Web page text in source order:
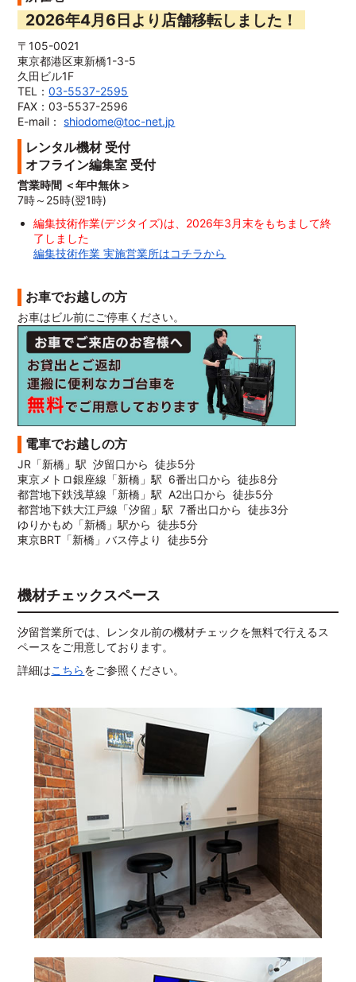
2026年4月6日より店舗移転しました！
〒105-0021
東京都港区東新橋1-3-5
久田ビル1F
TEL：03-5537-2595
FAX：03-5537-2596
E-mail： shiodome@toc-net.jp
レンタル機材 受付
オフライン編集室 受付
営業時間 ＜年中無休＞
7時～25時(翌1時)
編集技術作業(デジタイズ)は、2026年3月末をもちまして終
了しました
編集技術作業 実施営業所はコチラから
お車でお越しの方
お車はビル前にご停車ください。
電車でお越しの方
JR「新橋」駅 汐留口から 徒歩5分
東京メトロ銀座線「新橋」駅 6番出口から 徒歩8分
都営地下鉄浅草線「新橋」駅 A2出口から 徒歩5分
都営地下鉄大江戸線「汐留」駅 7番出口から 徒歩3分
ゆりかもめ「新橋」駅から 徒歩5分
東京BRT「新橋」バス停より 徒歩5分
機材チェックスペース
汐留営業所では、レンタル前の機材チェックを無料で行えるス
ペースをご用意しております。
詳細はこちらをご参照ください。